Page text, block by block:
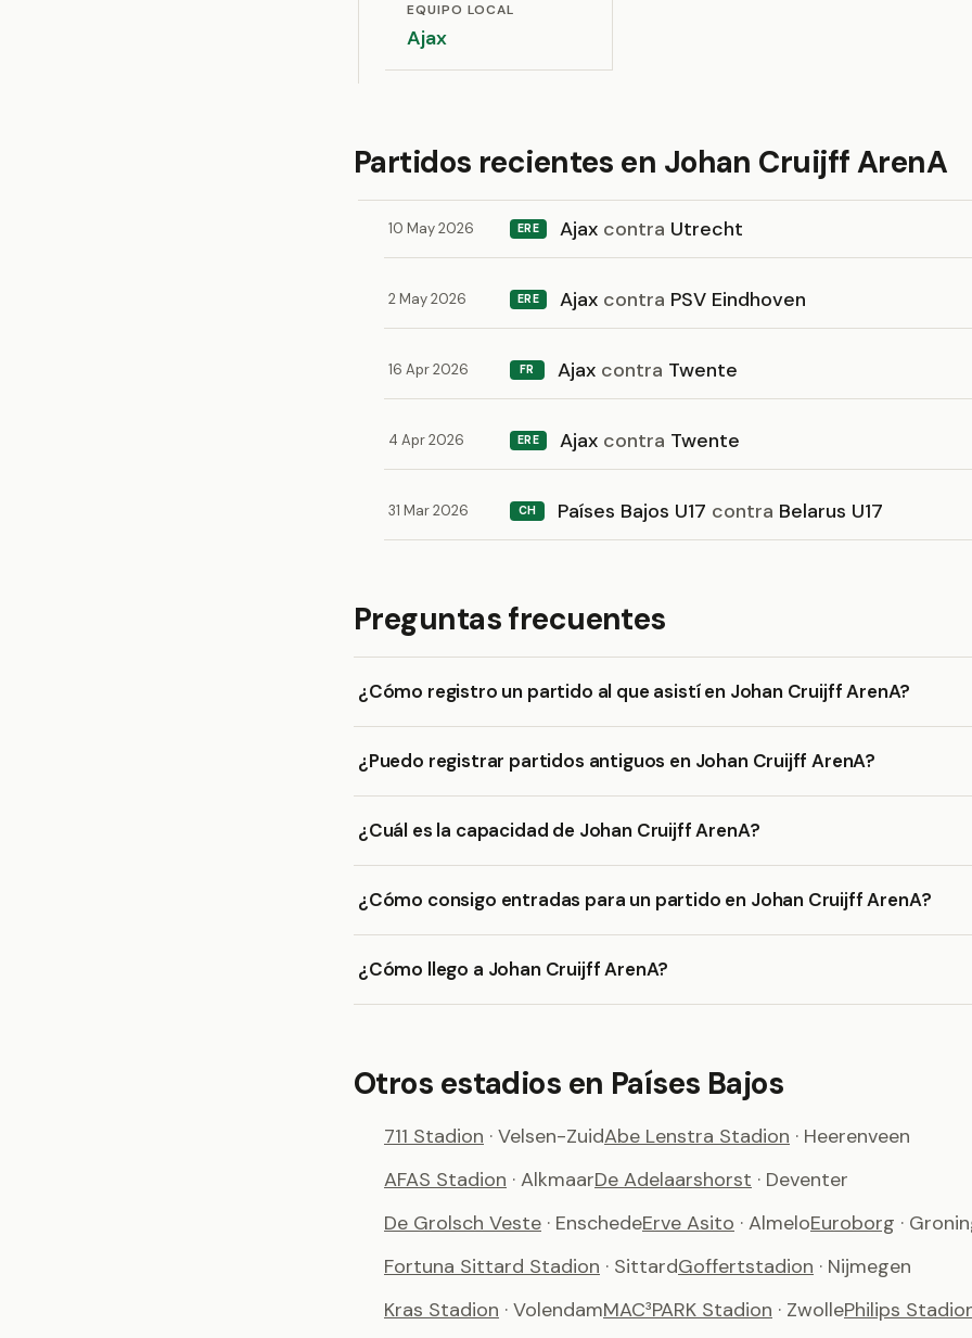
EQUIPO LOCAL
Ajax
Partidos recientes en Johan Cruijff ArenA
10 May 2026 ERE Ajax contra Utrecht
2 May 2026 ERE Ajax contra PSV Eindhoven
16 Apr 2026 FR Ajax contra Twente
4 Apr 2026 ERE Ajax contra Twente
31 Mar 2026 CH Países Bajos U17 contra Belarus U17
Preguntas frecuentes
¿Cómo registro un partido al que asistí en Johan Cruijff ArenA?
¿Puedo registrar partidos antiguos en Johan Cruijff ArenA?
¿Cuál es la capacidad de Johan Cruijff ArenA?
¿Cómo consigo entradas para un partido en Johan Cruijff ArenA?
¿Cómo llego a Johan Cruijff ArenA?
Otros estadios en Países Bajos
711 Stadion · Velsen-ZuidAbe Lenstra Stadion · Heerenveen
AFAS Stadion · AlkmaarDe Adelaarshorst · Deventer
De Grolsch Veste · EnschedeErve Asito · AlmeloEuroborg ·
Fortuna Sittard Stadion · SittardGoffertstadion · Nijmegen
Kras Stadion · VolendamMAC³PARK Stadion · ZwollePhilips